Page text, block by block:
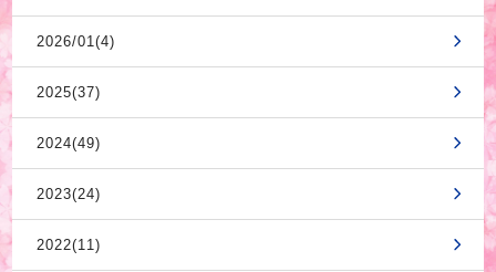
2026/01(4)
2025(37)
2024(49)
2023(24)
2022(11)